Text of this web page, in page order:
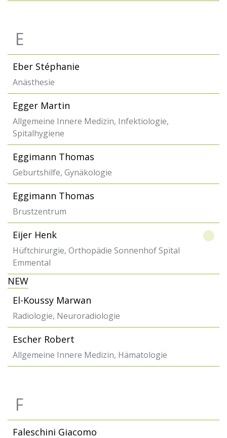
E
Eber Stéphanie
Anästhesie
Egger Martin
Allgemeine Innere Medizin, Infektiologie,
Spitalhygiene
Eggimann Thomas
Geburtshilfe, Gynäkologie
Eggimann Thomas
Brustzentrum
Eijer Henk
Hüftchirurgie, Orthopädie Sonnenhof Spital
Emmental
NEW
El-Koussy Marwan
Radiologie, Neuroradiologie
Escher Robert
Allgemeine Innere Medizin, Hämatologie
F
Faleschini Giacomo